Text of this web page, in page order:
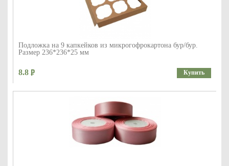
Подложка на 9 капкейков из микрогофрокартона бур/бур.
Размер 236*236*25 мм
8.8 Купить